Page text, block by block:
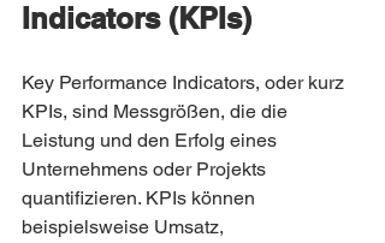
Indicators (KPIs)
Key Performance Indicators, oder kurz
KPIs, sind Messgrößen, die die
Leistung und den Erfolg eines
Unternehmens oder Projekts
quantifizieren. KPIs können
beispielsweise Umsatz,